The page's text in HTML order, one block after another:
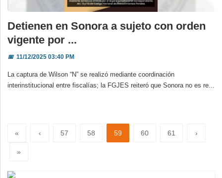
Detienen en Sonora a sujeto con orden
vigente por ...
📅11/12/2025 03:40 PM
La captura de Wilson “N” se realizó mediante coordinación
interinstitucional entre fiscalías; la FGJES reiteró que Sonora no es re...
« ‹ 57 58 59 60 61 ›
»